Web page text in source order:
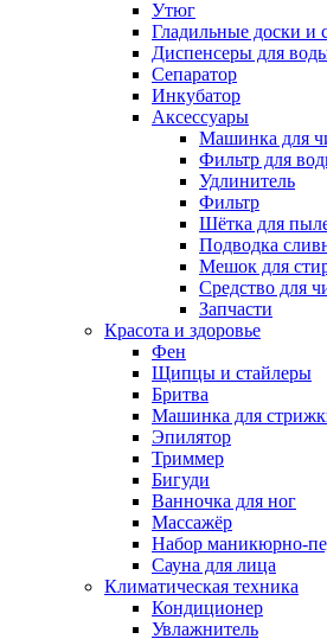
Утюг
Гладильные доски и
Диспенсеры для
Сепаратор
Инкубатор
Аксессуары
Машинка для
Фильтр для
Удлинитель
Фильтр
Шётка для
Подводка
Мешок для
Средство для
Запчасти
Красота и здоровье
Фен
Щипцы и стайлеры
Бритва
Машинка для
Эпилятор
Триммер
Бигуди
Ванночка для ног
Массажёр
Набор маникюрно-
Сауна для лица
Климатическая техника
Кондиционер
Увлажнитель